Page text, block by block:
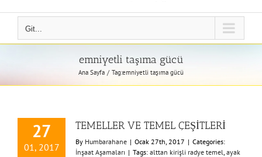
Git...
emniyetli taşıma gücü
Ana Sayfa Tag:emniyetli taşıma gücü
27
01, 2017
TEMELLER VE TEMEL ÇEŞİTLERİ
By Humbarahane | Ocak 27th, 2017 | Categories:
İnşaat Aşamaları | Tags: alttan kirişli radye temel, ayak